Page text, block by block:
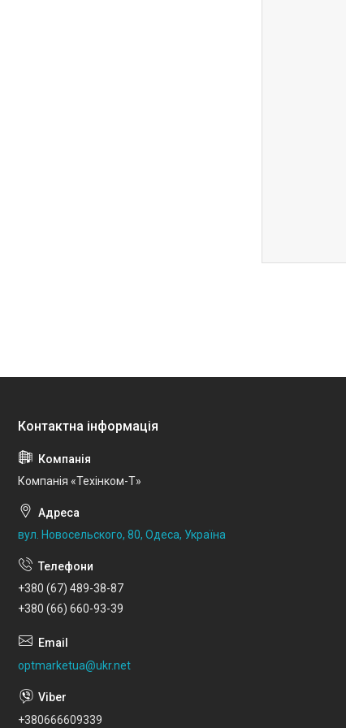
Компанія «Техінком-Т»
вул. Новосельского, 80, Одеса, Україна
+380 (67) 489-38-87
+380 (66) 660-93-39
optmarketua@ukr.net
+380666609339